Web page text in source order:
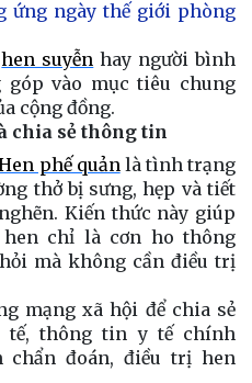
ứng ngày thế giới phòng
hen suyễn hay người bình
góp vào mục tiêu chung
cộng đồng.
chia sẻ thông tin
phế quảnlà tình trạng
thở bị sưng, hẹp và tiết
Kiến thức này giúp
chỉ là cơn ho thông
mà không cần điều trị
mạng xã hội để chia sẻ
tế, thông tin y tế chính
chẩn đoán, điều trị hen